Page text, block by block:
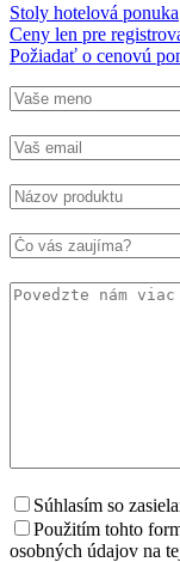
Stoly hotelová ponuka
Ceny len pre
Požiadať o cenovú
Súhlasím so
Použitím tohto
osobných údajov na